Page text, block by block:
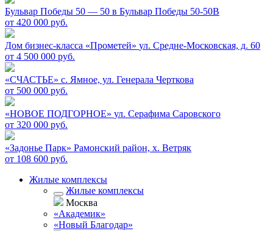
Бульвар Победы 50 — 50 в Бульвар Победы 50-50В
от 420 000 руб.
Дом бизнес-класса «Прометей» ул. Средне-Московская, д. 60
от 4 500 000 руб.
«СЧАСТЬЕ» c. Ямное, ул. Генерала Черткова
от 500 000 руб.
«НОВОЕ ПОДГОРНОЕ» ул. Серафима Саровского
от 320 000 руб.
«Задонье Парк» Рамонский район, х. Ветряк
от 108 600 руб.
Жилые комплексы
Жилые комплексы
Москва
«Академик»
«Новый Благодар»